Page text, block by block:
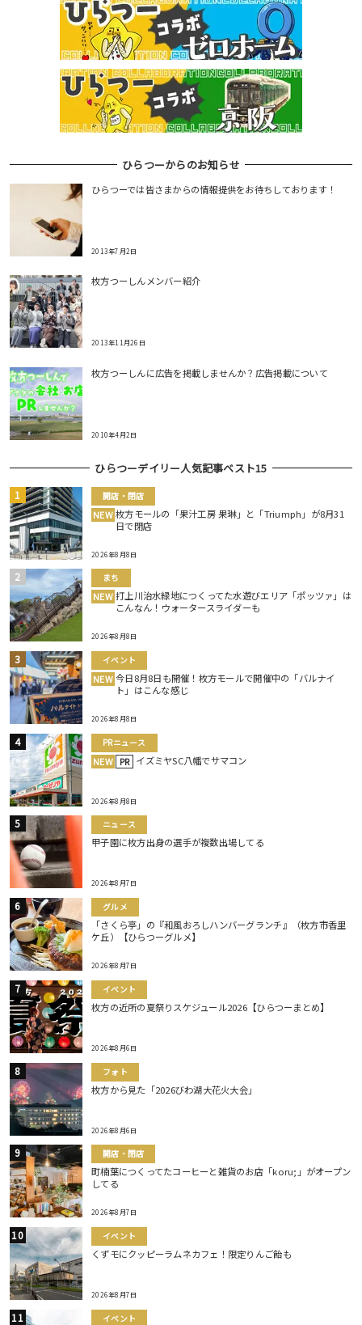
ひらつーからのお知らせ
ひらつーでは皆さまからの情報提供をお待ちしております！
2013年7月2日
枚方つーしんメンバー紹介
2013年11月26日
枚方つーしんに広告を掲載しませんか？広告掲載について
2010年4月2日
ひらつーデイリー人気記事ベスト15
開店・閉店
NEW 枚方モールの「果汁工房 果琳」と「Triumph」が8月31
日で閉店
2026年8月8日
まち
NEW 打上川治水緑地につくってた水遊びエリア「ポッツァ」は
こんなん！ウォータースライダーも
2026年8月8日
イベント
NEW 今日8月8日も開催！枚方モールで開催中の「バルナイ
ト」はこんな感じ
2026年8月8日
PRニュース
NEW PR イズミヤSC八幡でサマコン
2026年8月8日
ニュース
甲子園に枚方出身の選手が複数出場してる
2026年8月7日
グルメ
「さくら亭」の『和風おろしハンバーグランチ』（枚方市香里
ケ丘）【ひらつーグルメ】
2026年8月7日
イベント
枚方の近所の夏祭りスケジュール2026【ひらつーまとめ】
2026年8月6日
フォト
枚方から見た「2026びわ湖大花火大会」
2026年8月6日
開店・閉店
町楠葉につくってたコーヒーと雑貨のお店「koru;」がオープン
してる
2026年8月7日
イベント
くずモにクッピーラムネカフェ！限定りんご飴も
2026年8月7日
イベント